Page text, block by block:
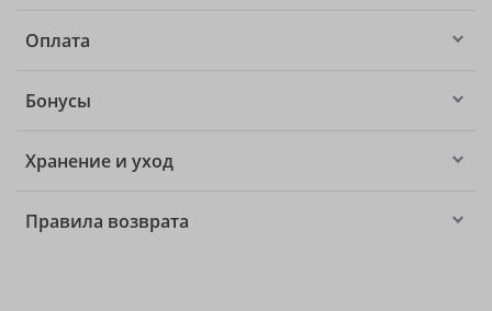
Оплата
Бонусы
Хранение и уход
Правила возврата